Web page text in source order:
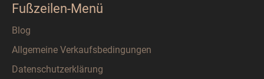
Fußzeilen-Menü
Blog
Allgemeine Verkaufsbedingungen
Datenschutzerklärung